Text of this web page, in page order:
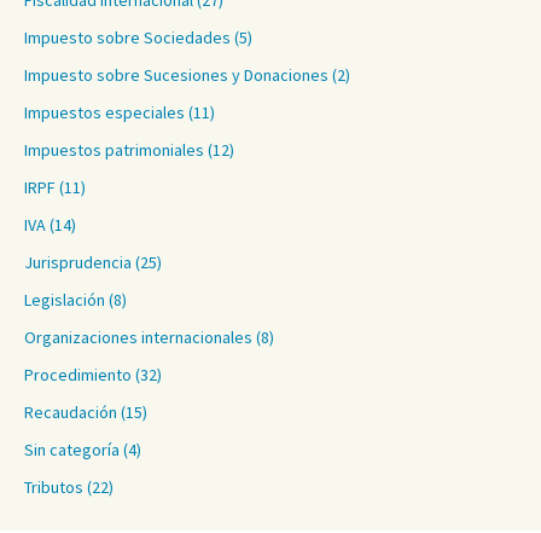
Impuesto sobre Sociedades (5)
Impuesto sobre Sucesiones y Donaciones (2)
Impuestos especiales (11)
Impuestos patrimoniales (12)
IRPF(11)
IVA(14)
Jurisprudencia (25)
Legislación (8)
Organizaciones internacionales (8)
Procedimiento (32)
Recaudación (15)
Sin categoría (4)
Tributos (22)